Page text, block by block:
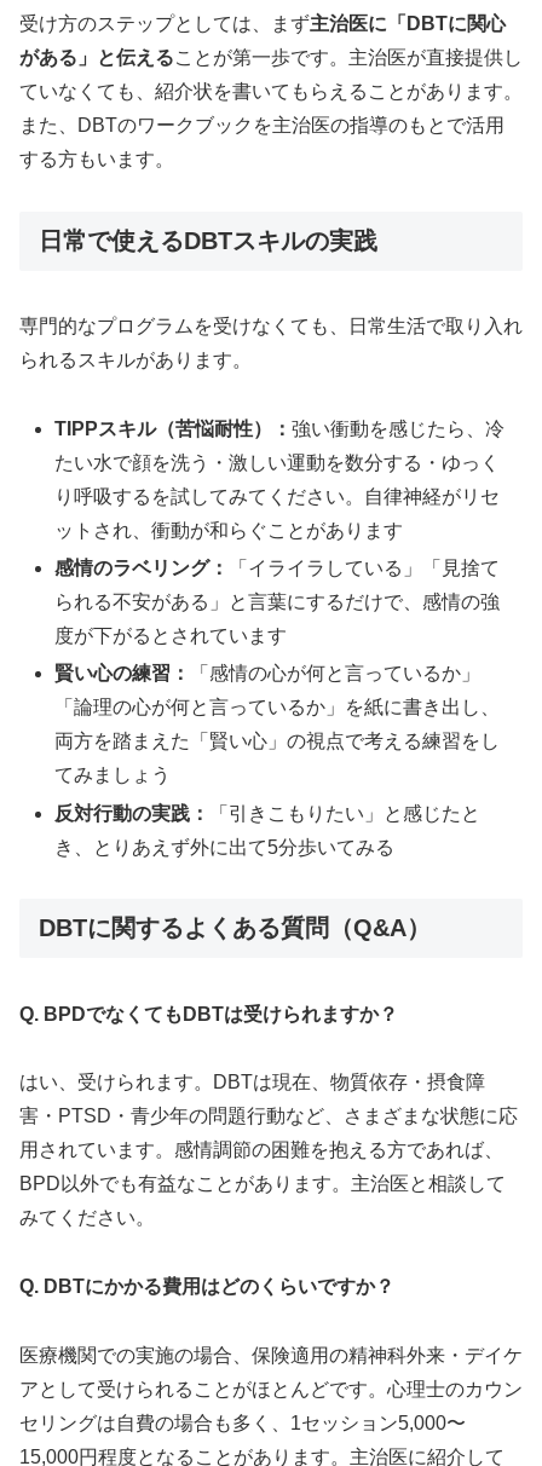
受け方のステップとしては、まず主治医に「DBTに関心
がある」と伝えることが第一歩です。主治医が直接提供し
ていなくても、紹介状を書いてもらえることがあります。
また、DBTのワークブックを主治医の指導のもとで活用
する方もいます。
日常で使えるDBTスキルの実践
専門的なプログラムを受けなくても、日常生活で取り入れ
られるスキルがあります。
TIPPスキル（苦悩耐性）：強い衝動を感じたら、冷
たい水で顔を洗う・激しい運動を数分する・ゆっく
り呼吸するを試してみてください。自律神経がリセ
ットされ、衝動が和らぐことがあります
感情のラベリング：
「イライラしている」「見捨て
られる不安がある」と言葉にするだけで、感情の強
度が下がるとされています
賢い心の練習：
「感情の心が何と言っているか」
「論理の心が何と言っているか」を紙に書き出し、
両方を踏まえた「賢い心」の視点で考える練習をし
てみましょう
反対行動の実践：
「引きこもりたい」と感じたと
き、とりあえず外に出て5分歩いてみる
DBTに関するよくある質問（Q&A）
Q. BPDでなくてもDBTは受けられますか？
はい、受けられます。DBTは現在、物質依存・摂食障
害・PTSD・青少年の問題行動など、さまざまな状態に応
用されています。感情調節の困難を抱える方であれば、
BPD以外でも有益なことがあります。主治医と相談して
みてください。
Q. DBTにかかる費用はどのくらいですか？
医療機関での実施の場合、保険適用の精神科外来・デイケ
アとして受けられることがほとんどです。心理士のカウン
セリングは自費の場合も多く、1セッション5,000〜
15,000円程度となることがあります。主治医に紹介して